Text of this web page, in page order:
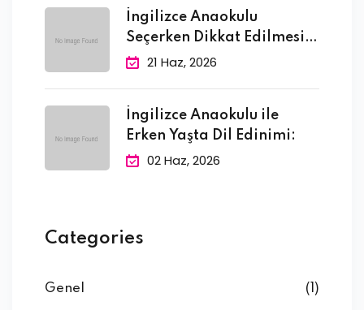
İngilizce Anaokulu
Seçerken Dikkat Edilmesi
Gereken 10
21 Haz, 2026
İngilizce Anaokulu ile
Erken Yaşta Dil Edinimi:
02 Haz, 2026
Categories
Genel (1)